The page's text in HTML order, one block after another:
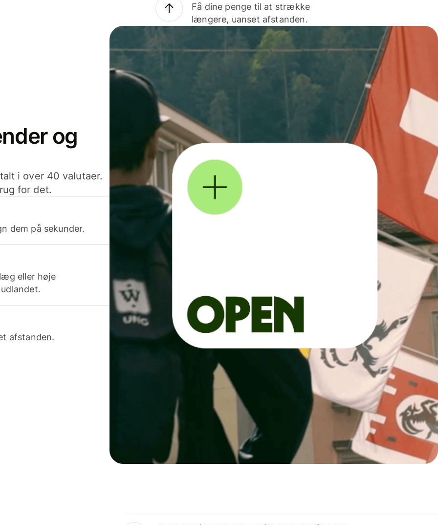
Få dine penge til at strække
længere, uanset afstanden.
og
i over 40 valutaer.
for det.
dem på sekunder.
eller høje
afstanden.